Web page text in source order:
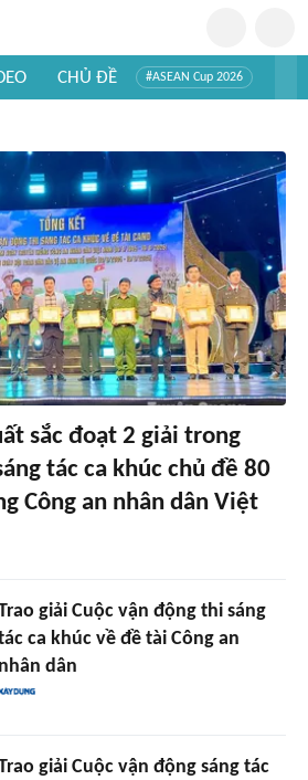
CHỦ ĐỀ #ASEAN Cup 2026
sắc đoạt 2 giải trong
tác ca khúc chủ đề 80
Công an nhân dân Việt
giải Cuộc vận động thi sáng
ca khúc về đề tài Công an
nhân dân
giải Cuộc vận động sáng tác